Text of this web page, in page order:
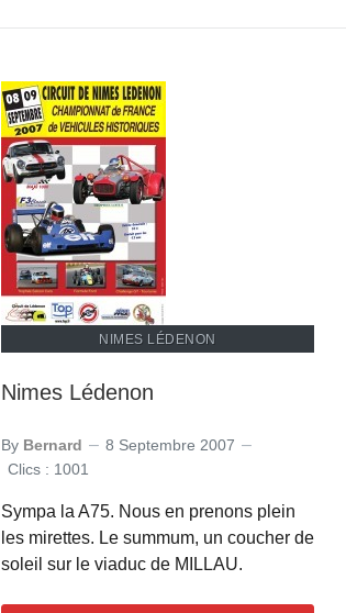
NIMES LÉDENON
Nimes Lédenon
By Bernard
8 Septembre 2007
Clics : 1001
Sympa la A75. Nous en prenons plein
les mirettes. Le summum, un coucher de
soleil sur le viaduc de MILLAU.